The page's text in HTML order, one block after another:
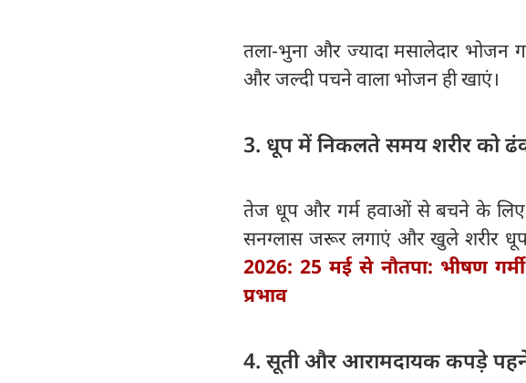
तला-भुना और ज्यादा मसालेदार भोजन
और जल्दी पचने वाला भोजन ही खाएं।
3. धूप में निकलते समय शरीर को
तेज धूप और गर्म हवाओं से बचने के
सनग्लास जरूर लगाएं और खुले शरीर
2026: 25 मई से नौतपा: भीषण
प्रभाव
4. सूती और आरामदायक कपड़े